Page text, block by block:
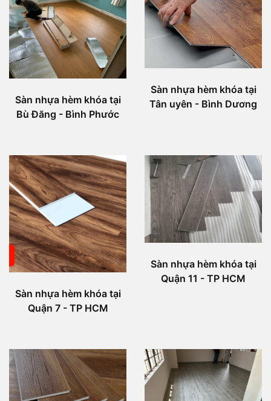
Sàn nhựa hèm khóa tại
Bù Đăng - Bình Phước
Sàn nhựa hèm khóa tại
Tân uyên - Bình Dương
Sàn nhựa hèm khóa tại
Quận 7 - TP HCM
Sàn nhựa hèm khóa tại
Quận 11 - TP HCM